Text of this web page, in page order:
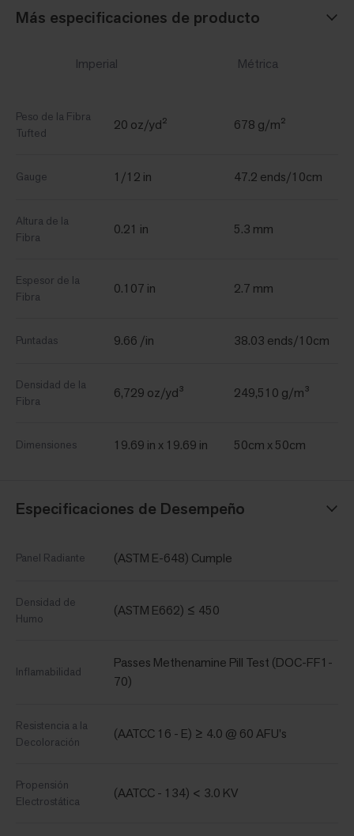
Más especificaciones de producto
Imperial Métrica
Peso de la Fibra
Tufted
20 oz/yd² 678 g/m²
Gauge 1/12 in 47.2 ends/10cm
Altura de la
Fibra
0.21 in 5.3 mm
Espesor de la
Fibra
0.107 in 2.7 mm
Puntadas 9.66 /in 38.03 ends/10cm
Densidad de la
Fibra
6,729 oz/yd³ 249,510 g/m³
Dimensiones 19.69 in x 19.69 in 50cm x 50cm
Especificaciones de Desempeño
Panel Radiante (ASTM E-648) Cumple
Densidad de
Humo
(ASTM E662) ≤ 450
Inflamabilidad
Passes Methenamine Pill Test (DOC-FF1-
70)
Resistencia a la
Decoloración
(AATCC 16 - E) ≥ 4.0 @ 60 AFU's
Propensión
Electrostática
(AATCC - 134) < 3.0 KV